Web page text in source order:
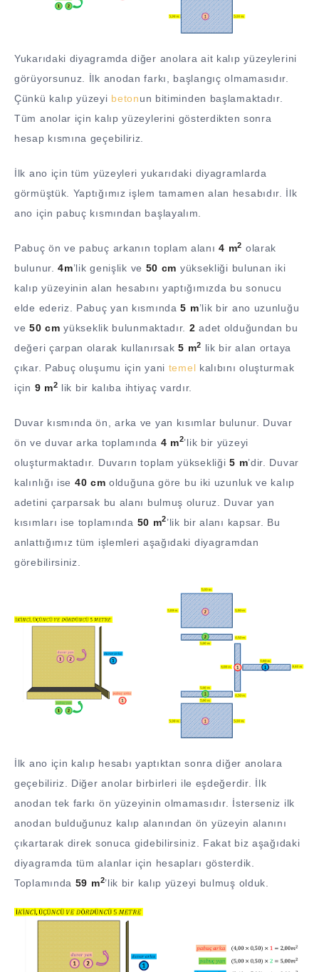
Yukarıdaki diyagramda diğer anolara ait kalıp yüzeylerini
görüyorsunuz. İlk anodan farkı, başlangıç olmamasıdır.
Çünkü kalıp yüzeyi betonun bitiminden başlamaktadır.
Tüm anolar için kalıp yüzeylerini gösterdikten sonra
hesap kısmına geçebiliriz.
İlk ano için tüm yüzeyleri yukarıdaki diyagramlarda
görmüştük. Yaptığımız işlem tamamen alan hesabıdır. İlk
ano için pabuç kısmından başlayalım.
Pabuç ön ve pabuç arkanın toplam alanı4 m2 olarak
bulunur.4m’lik genişlik ve 50 cm yüksekliği bulunan iki
kalıp yüzeyinin alan hesabını yaptığımızda bu sonucu
elde ederiz. Pabuç yan kısmında5 m’lik bir ano uzunluğu
ve50 cm yükseklik bulunmaktadır. 2 adet olduğundan bu
değeri çarpan olarak kullanırsak5 m2 lik bir alan ortaya
çıkar. Pabuç oluşumu için yani temel kalıbını oluşturmak
için 9 m2 lik bir kalıba ihtiyaç vardır.
Duvar kısmında ön, arka ve yan kısımlar bulunur. Duvar
ön ve duvar arka toplamında 4 m2’lik bir yüzeyi
oluşturmaktadır. Duvarın toplam yüksekliği5 m’dir. Duvar
kalınlığı ise 40 cm olduğuna göre bu iki uzunluk ve kalıp
adetini çarparsak bu alanı bulmuş oluruz. Duvar yan
kısımları ise toplamında 50 m2’lik bir alanı kapsar. Bu
anlattığımız tüm işlemleri aşağıdaki diyagramdan
görebilirsiniz.
İlk ano için kalıp hesabı yaptıktan sonra diğer anolara
geçebiliriz. Diğer anolar birbirleri ile eşdeğerdir. İlk
anodan tek farkı ön yüzeyinin olmamasıdır. İsterseniz ilk
anodan bulduğunuz kalıp alanından ön yüzeyin alanını
çıkartarak direk sonuca gidebilirsiniz. Fakat biz aşağıdaki
diyagramda tüm alanlar için hesapları gösterdik.
Toplamında 59 m2’lik bir kalıp yüzeyi bulmuş olduk.